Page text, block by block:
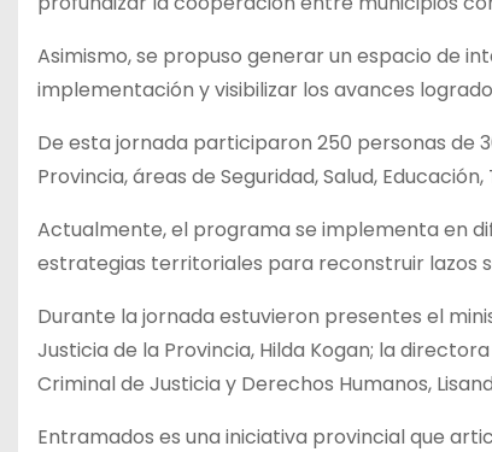
Asimismo, se propuso generar un espacio de
implementación y visibilizar los avances
De esta jornada participaron 250 personas de
Provincia, áreas de Seguridad, Salud,
Actualmente, el programa se implementa en
estrategias territoriales para reconstruir lazos
Durante la jornada estuvieron presentes el
Justicia de la Provincia, Hilda Kogan; la
Criminal de Justicia y Derechos Humanos,
Entramados es una iniciativa provincial que